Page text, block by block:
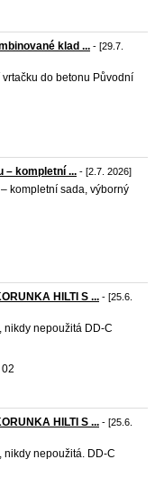
klad ... - [29.7.
do betonu Původní
– kompletní ... - [2.7. 2026]
kompletní sada, výborný
HILTI S ... - [25.6.
nikdy nepoužitá DD-C
HILTI S ... - [25.6.
nepoužitá. DD-C